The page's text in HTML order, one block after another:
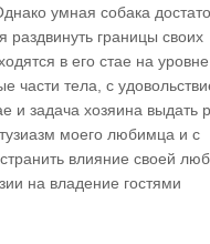
умная собака
границы своих
в его стае на уровне
части тела, с
и задача хозяина выдать
моего любимца и с
влияние своей
на владение гостями